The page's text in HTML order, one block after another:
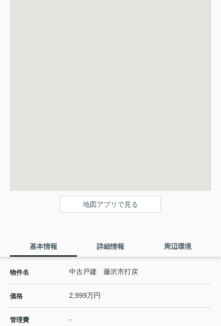
地図アプリで見る
基本情報 詳細情報 周辺環境
物件名 中古戸建 藤沢市打戻
価格 2,999万円
管理費 -